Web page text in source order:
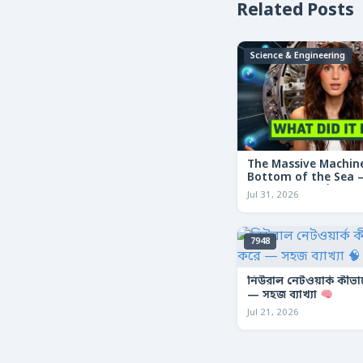
Related Posts
Science & Engineering
The Massive
Bottom of the Sea —
তলদেশে লুকানো
Jul 31, 2026
7948
নিউরাল নেটওয়ার্ক
— সহজ ব্যাখ্যা
Jul 21, 2026